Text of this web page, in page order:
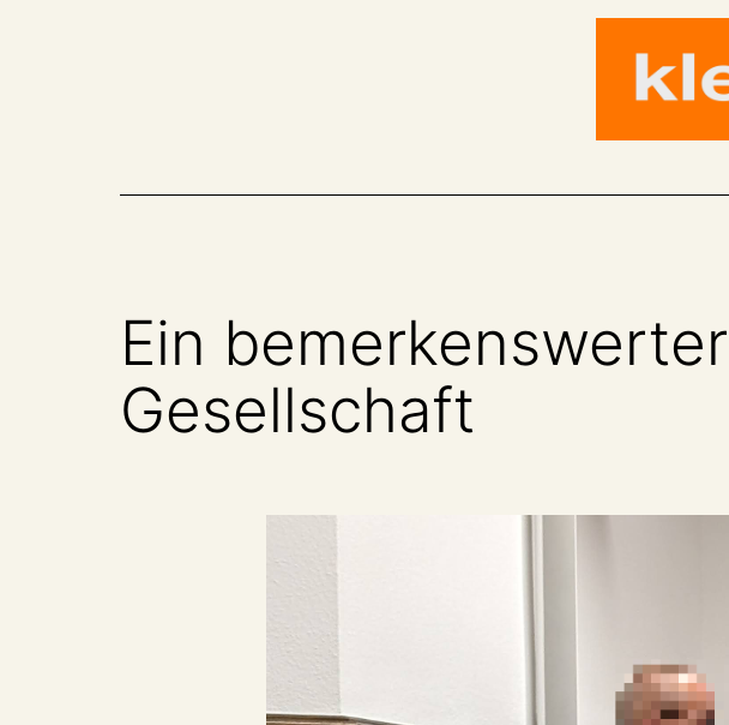
Ein
Gesellschaft